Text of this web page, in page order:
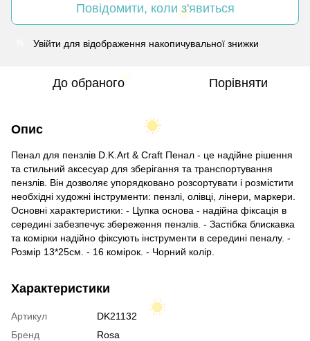
Повідомити, коли з'явиться
Увійти для відображення накопичувальної знижки
До обраного Порівняти
Опис
Пенал для пензлів D.K.Art & Craft Пенал - це надійне рішення
та стильний аксесуар для зберігання та транспортування
пензлів. Він дозволяє упорядковано розсортувати і розмістити
необхідні художні інструменти: пензлі, олівці, лінери, маркери.
Основні характеристики: - Цупка основа - надійна фіксація в
середині забезпечує збереження пензлів. - Застібка блискавка
та комірки надійно фіксують інструменти в середині пеналу. -
Розмір 13*25см. - 16 комірок. - Чорний колір.
Характеристики
Артикул
DK21132
Бренд
Rosa